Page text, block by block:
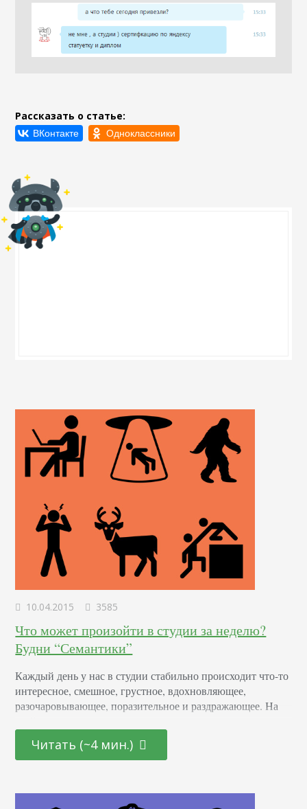
Рассказать о статье:
10.04.2015 3585
Что может произойти в студии за неделю?
Будни “Семантики”
Каждый день у нас в студии стабильно происходит что-то
интересное, смешное, грустное, вдохновляющее,
разочаровывающее, поразительное и раздражающее. На
открытий, которыми хотели поделиться. Длительное
время работала над одним проектом и вдруг трафик с
сайтом не делал. После долгих…
Читать (~4 мин.)